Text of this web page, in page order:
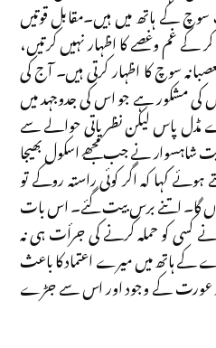
کے ہاتھ میں ہیں۔مقابل قوتیں
کے غم وغصے کا اظہار نہیں کرتیں،
سوچ کا اظہار کرتی ہیں۔ آج کی
کی مشکور ہے جو اس کی جدوجہد میں
پاس لیکن نظریاتی حوالے سے
شاہسوار نے جب مجھے اسکول بھیجا
کہا کہ اگر کوئی راستہ روکے تو
لوں گا۔ اتنے برس بیت گئے۔ اس بات
کسی کو حملہ کرنے کی جرأت ہی نہ
ہاتھ میں میرے اعتماد کا باعث
عورت کے وجود اور اس سے جڑے